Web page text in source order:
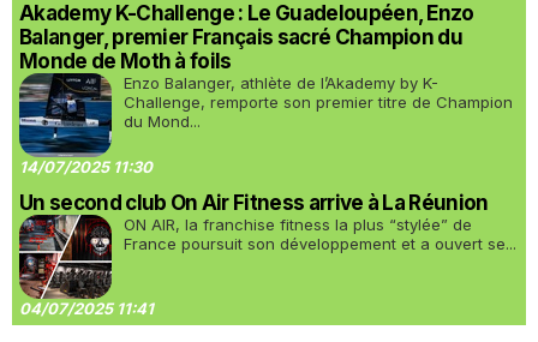
Akademy K-Challenge : Le Guadeloupéen, Enzo
Balanger, premier Français sacré Champion du
Monde de Moth à foils
Enzo Balanger, athlète de l’Akademy by K-
Challenge, remporte son premier titre de Champion
du Mond...
14/07/2025 11:30
Un second club On Air Fitness arrive à La Réunion
ON AIR, la franchise fitness la plus “stylée” de
France poursuit son développement et a ouvert se...
04/07/2025 11:41